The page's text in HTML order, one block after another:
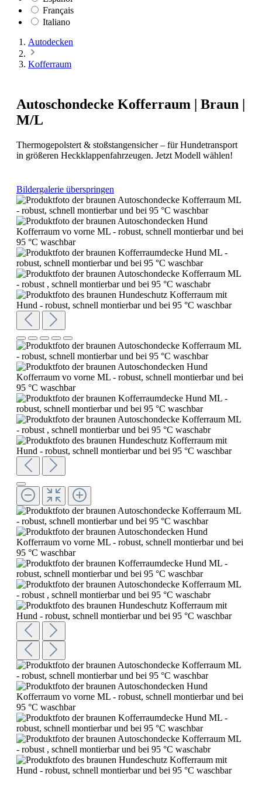
Français
Italiano
Autodecken
Kofferraum
Autoschondecke Kofferraum | Braun |
M/L
Thermogepolstert & stoßstangensicher – für Hundetransport
in größeren Heckklappenfahrzeugen. Jetzt Modell wählen!
Bildergalerie überspringen